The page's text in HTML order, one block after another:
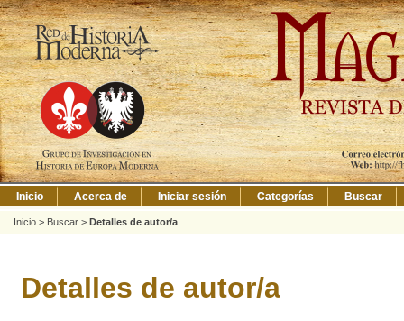
Inicio Acerca de Iniciar sesión Categorías Buscar
Inicio > Buscar > Detalles de autor/a
Detalles de autor/a